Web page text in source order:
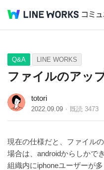
Q&A Tips
Q&A LINE WORKS
ファイルのアッ
totori
2022.09.09 既読 3473
現在の仕様だと、ファイル
場合は、androidからしかで
組織内にiphoneユーザーが